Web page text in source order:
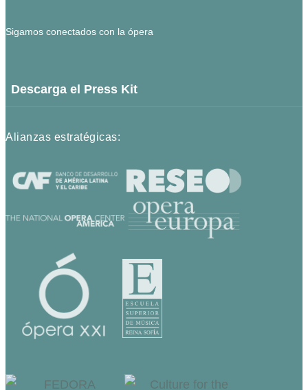
Sigamos conectados con la ópera
Descarga el Press Kit
Alianzas estratégicas: